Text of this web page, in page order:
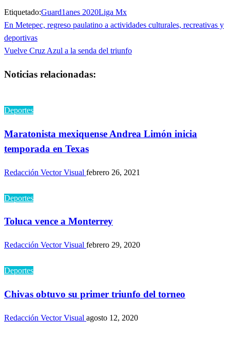
Etiquetado:Guard1anes 2020Liga Mx
Navegación
de
Entrada
anterior
En Metepec, regreso paulatino a actividades culturales, recreativas y
deportivas
Entrada
Vuelve Cruz Azul a la senda del triunfo
Noticias relacionadas:
Deportes
Maratonista mexiquense Andrea Limón inicia
temporada en Texas
Redacción Vector Visual febrero 26, 2021
Deportes
Toluca vence a Monterrey
Redacción Vector Visual febrero 29, 2020
Deportes
Chivas obtuvo su primer triunfo del torneo
Redacción Vector Visual agosto 12, 2020